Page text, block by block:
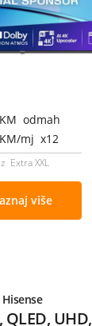
KM odmah
KM/mj x12
Extra XXL
više
Hisense
QLED,